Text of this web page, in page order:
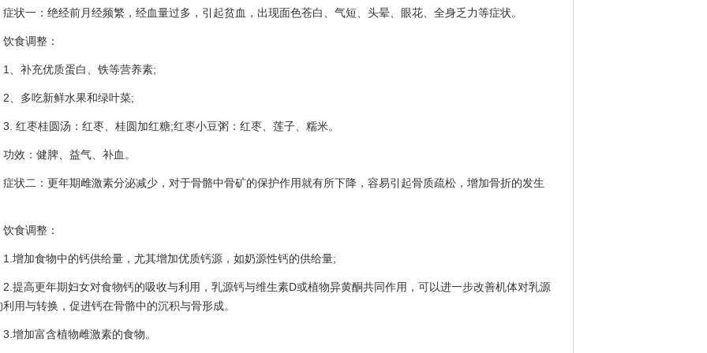
一：绝经前月经频繁，经血量过多，引起贫血，出现面色苍白、气短、头晕、眼花、全身乏力等症状。
调整：
补充优质蛋白、铁等营养素;
多吃新鲜水果和绿叶菜;
枣桂圆汤：红枣、桂圆加红糖;红枣小豆粥：红枣、莲子、糯米。
：健脾、益气、补血。
二：更年期雌激素分泌减少，对于骨骼中骨矿的保护作用就有所下降，容易引起骨质疏松，增加骨折的发生
调整：
加食物中的钙供给量，尤其增加优质钙源，如奶源性钙的供给量;
高更年期妇女对食物钙的吸收与利用，乳源钙与维生素D或植物异黄酮共同作用，可以进一步改善机体对乳源
利用与转换，促进钙在骨骼中的沉积与骨形成。
加富含植物雌激素的食物。